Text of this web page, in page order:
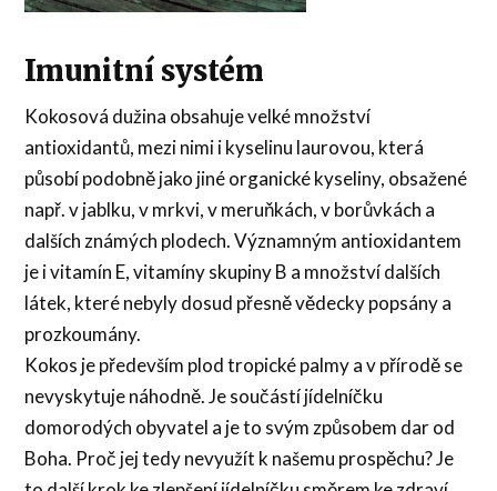
Imunitní systém
Kokosová dužina obsahuje velké množství
antioxidantů, mezi nimi i kyselinu laurovou, která
působí podobně jako jiné organické kyseliny, obsažené
např. v jablku, v mrkvi, v meruňkách, v borůvkách a
dalších známých plodech. Významným antioxidantem
je i vitamín E, vitamíny skupiny B a množství dalších
látek, které nebyly dosud přesně vědecky popsány a
prozkoumány.
Kokos je především plod tropické palmy a v přírodě se
nevyskytuje náhodně. Je součástí jídelníčku
domorodých obyvatel a je to svým způsobem dar od
Boha. Proč jej tedy nevyužít k našemu prospěchu? Je